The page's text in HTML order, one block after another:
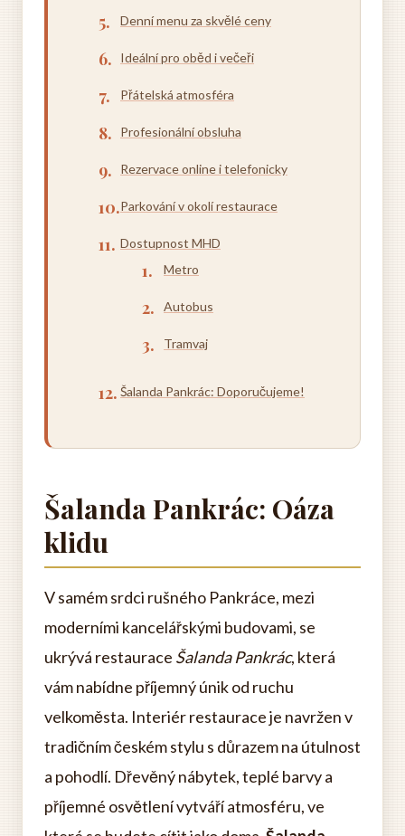
Denní menu za skvělé ceny
Ideální pro oběd i večeři
Přátelská atmosféra
Profesionální obsluha
Rezervace online i telefonicky
Parkování v okolí restaurace
Dostupnost MHD
Metro
Autobus
Tramvaj
Šalanda Pankrác: Doporučujeme!
Šalanda Pankrác: Oáza
klidu
V samém srdci rušného Pankráce, mezi
moderními kancelářskými budovami, se
ukrývá restaurace Šalanda Pankrác, která
vám nabídne příjemný únik od ruchu
velkoměsta. Interiér restaurace je navržen v
tradičním českém stylu s důrazem na útulnost
a pohodlí. Dřevěný nábytek, teplé barvy a
příjemné osvětlení vytváří atmosféru, ve